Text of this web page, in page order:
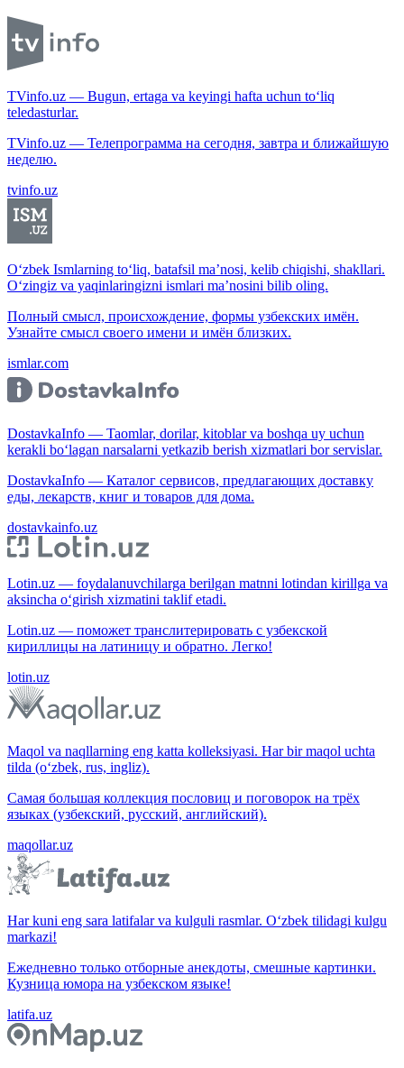
TVinfo.uz — Bugun, ertaga va keyingi hafta uchun to‘liq
teledasturlar.
TVinfo.uz — Телепрограмма на сегодня, завтра и ближайшую
неделю.
tvinfo.uz
O‘zbek Ismlarning to‘liq, batafsil ma’nosi, kelib chiqishi, shakllari.
O‘zingiz va yaqinlaringizni ismlari ma’nosini bilib oling.
Полный смысл, происхождение, формы узбекских имён.
Узнайте смысл своего имени и имён близких.
ismlar.com
DostavkaInfo — Taomlar, dorilar, kitoblar va boshqa uy uchun
kerakli bo‘lagan narsalarni yetkazib berish xizmatlari bor servislar.
DostavkaInfo — Каталог сервисов, предлагающих доставку
еды, лекарств, книг и товаров для дома.
dostavkainfo.uz
Lotin.uz — foydalanuvchilarga berilgan matnni lotindan kirillga va
aksincha o‘girish xizmatini taklif etadi.
Lotin.uz — поможет транслитерировать с узбекской
кириллицы на латиницу и обратно. Легко!
lotin.uz
Maqol va naqllarning eng katta kolleksiyasi. Har bir maqol uchta
tilda (o‘zbek, rus, ingliz).
Самая большая коллекция пословиц и поговорок на трёх
языках (узбекский, русский, английский).
maqollar.uz
Har kuni eng sara latifalar va kulguli rasmlar. O‘zbek tilidagi kulgu
markazi!
Ежедневно только отборные анекдоты, смешные картинки.
Кузница юмора на узбекском языке!
latifa.uz